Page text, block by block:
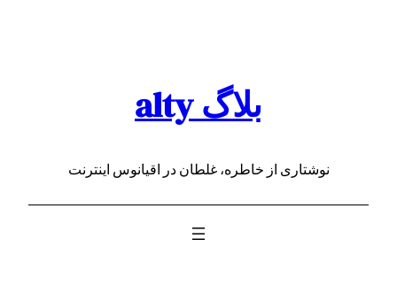
بلاگ alty
نوشتاری از خاطره، غلطان در اقیانوس اینترنت